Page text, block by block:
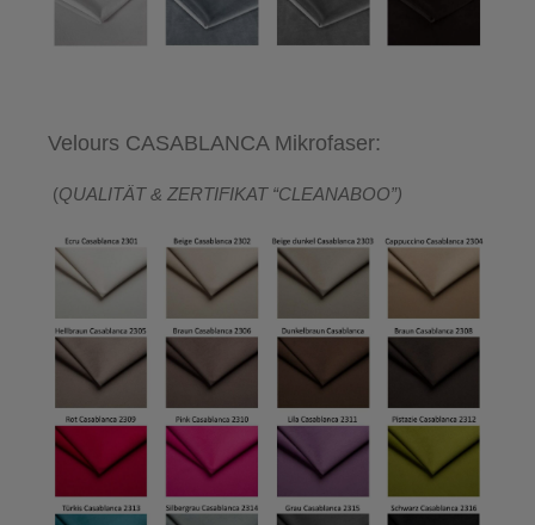
Velours CASABLANCA Mikrofaser:
(QUALITÄT & ZERTIFIKAT “CLEANABOO”)